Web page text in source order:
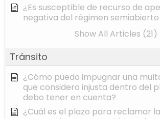
¿Es susceptible de recurso de
negativa del régimen
Show All Articles (21)
Tránsito
¿Cómo puedo impugnar una
que considero injusta dentro del
debo tener en cuenta?
¿Cuál es el plazo para reclamar